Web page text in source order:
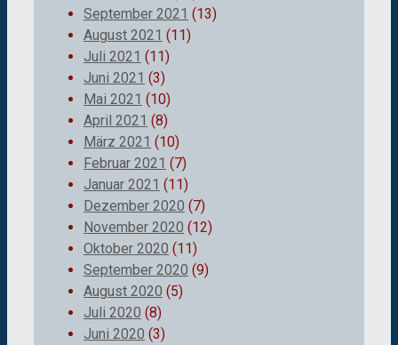
September 2021 (13)
August 2021 (11)
Juli 2021 (11)
Juni 2021 (3)
Mai 2021 (10)
April 2021 (8)
März 2021 (10)
Februar 2021 (7)
Januar 2021 (11)
Dezember 2020 (7)
November 2020 (12)
Oktober 2020 (11)
September 2020 (9)
August 2020 (5)
Juli 2020 (8)
Juni 2020 (3)